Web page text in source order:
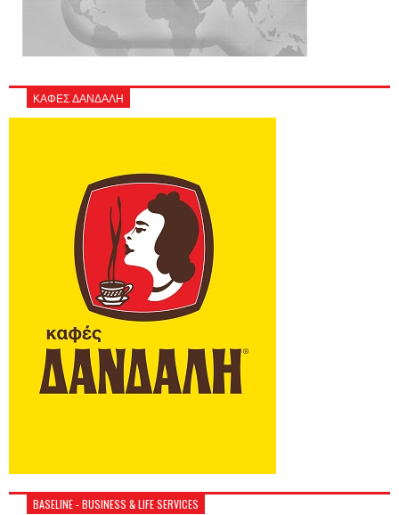
ΚΑΦΕΣ ΔΑΝΔΑΛΗ
BASELINE - BUSINESS & LIFE SERVICES